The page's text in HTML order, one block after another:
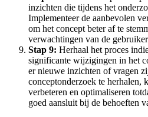
inzichten die tijdens het
Implementeer de aanbevolen
om het concept beter af te
verwachtingen van de
Stap 9: Herhaal het proces
significante wijzigingen in het
er nieuwe inzichten of vragen
conceptonderzoek te herhalen,
verbeteren en optimaliseren
goed aansluit bij de behoeften